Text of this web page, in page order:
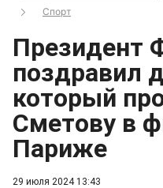
Спорт
29 июля 2024 13:43
Президент
поздравил
который
Сметову в
Париже